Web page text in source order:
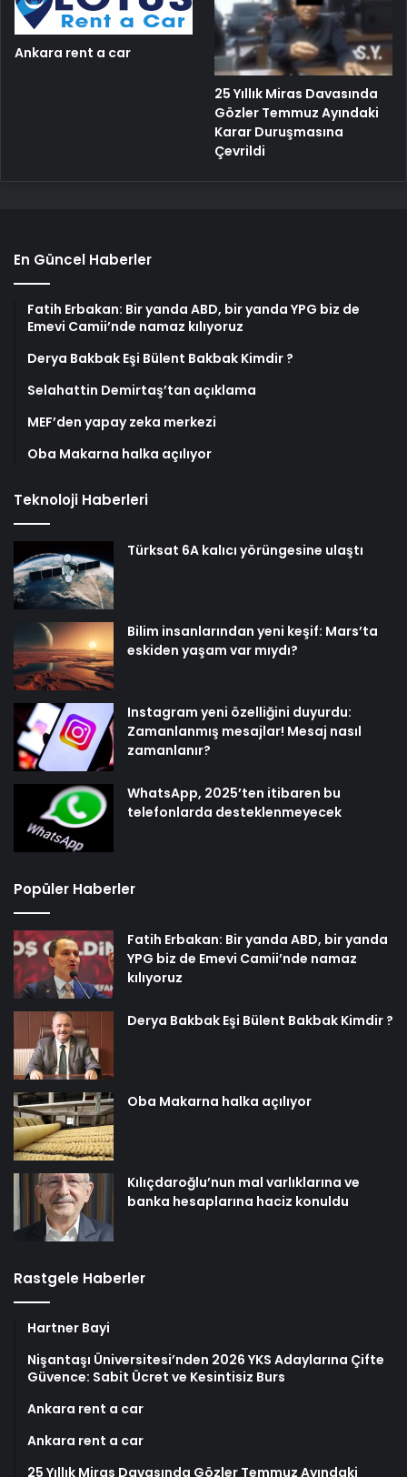
Ankara rent a car
25 Yıllık Miras Davasında
Gözler Temmuz Ayındaki
Karar Duruşmasına
Çevrildi
En Güncel Haberler
Fatih Erbakan: Bir yanda ABD, bir yanda YPG biz de
Emevi Camii’nde namaz kılıyoruz
Derya Bakbak Eşi Bülent Bakbak Kimdir ?
Selahattin Demirtaş’tan açıklama
MEF’den yapay zeka merkezi
Oba Makarna halka açılıyor
Teknoloji Haberleri
Türksat 6A kalıcı yörüngesine ulaştı
Bilim insanlarından yeni keşif: Mars’ta
eskiden yaşam var mıydı?
Instagram yeni özelliğini duyurdu:
Zamanlanmış mesajlar! Mesaj nasıl
zamanlanır?
WhatsApp, 2025’ten itibaren bu
telefonlarda desteklenmeyecek
Popüler Haberler
Fatih Erbakan: Bir yanda ABD, bir yanda
YPG biz de Emevi Camii’nde namaz
kılıyoruz
Derya Bakbak Eşi Bülent Bakbak Kimdir ?
Oba Makarna halka açılıyor
Kılıçdaroğlu’nun mal varlıklarına ve
banka hesaplarına haciz konuldu
Rastgele Haberler
Hartner Bayi
Nişantaşı Üniversitesi’nden 2026 YKS Adaylarına Çifte
Güvence: Sabit Ücret ve Kesintisiz Burs
Ankara rent a car
Ankara rent a car
25 Yıllık Miras Davasında Gözler Temmuz Ayındaki